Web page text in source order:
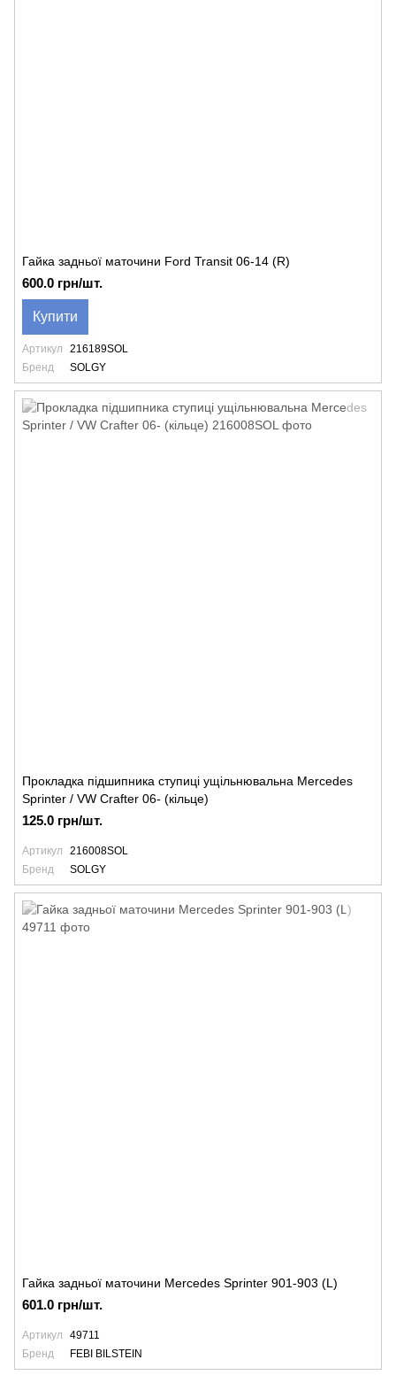
Гайка задньої маточини Ford Transit 06-14 (R)
600.0 грн/шт.
Купити
Артикул
216189SOL
Бренд
SOLGY
Прокладка підшипника ступиці ущільнювальна Mercedes
Sprinter / VW Crafter 06- (кільце)
125.0 грн/шт.
Артикул
216008SOL
Бренд
SOLGY
Гайка задньої маточини Mercedes Sprinter 901-903 (L)
601.0 грн/шт.
Артикул
49711
Бренд
FEBI BILSTEIN